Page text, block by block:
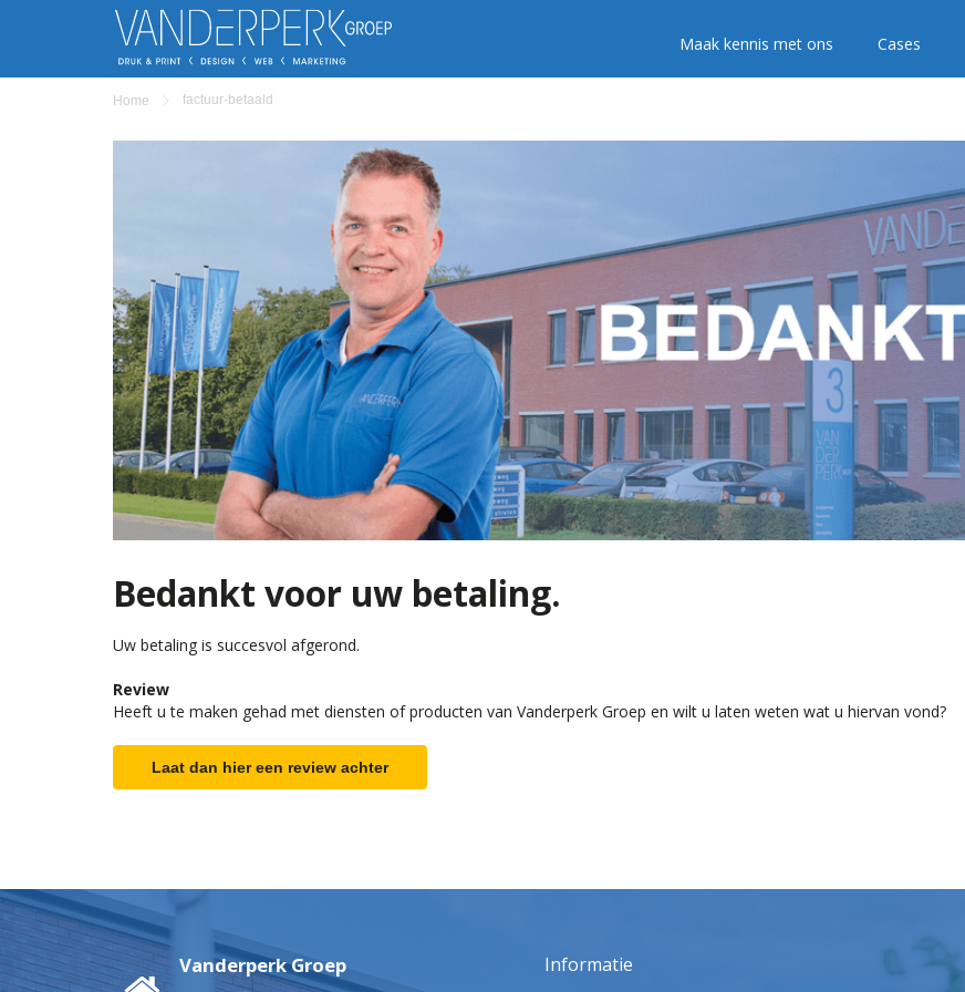
Maak kennis met ons Cases
Home factuur-betaald
Bedankt voor uw betaling.
Uw betaling is succesvol afgerond.
Review
Heeft u te maken gehad met diensten of producten van Vanderperk Groep en wilt u laten weten wat u hiervan vond?
Laat dan hier een review achter
Vanderperk Groep Informatie